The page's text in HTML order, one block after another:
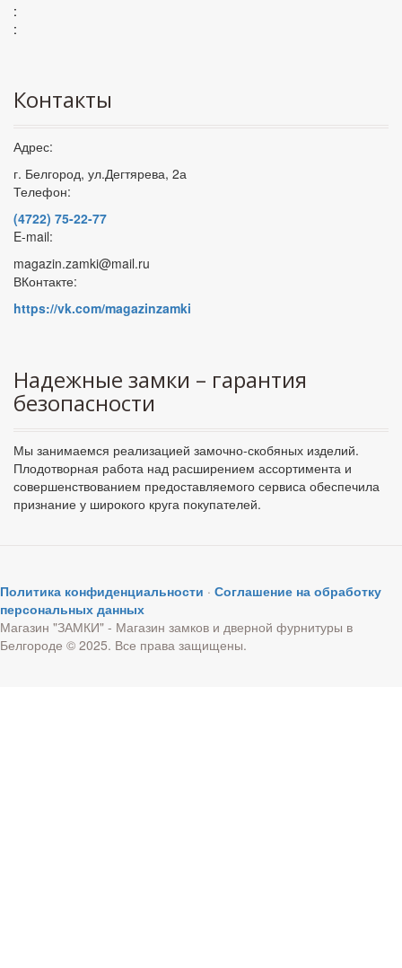
:
:
Контакты
Адрес:
г. Белгород, ул.Дегтярева, 2а
Телефон:
(4722) 75-22-77
E-mail:
magazin.zamki@mail.ru
ВКонтакте:
https://vk.com/magazinzamki
Надежные замки – гарантия
безопасности
Мы занимаемся реализацией замочно-скобяных изделий.
Плодотворная работа над расширением ассортимента и
совершенствованием предоставляемого сервиса обеспечила
признание у широкого круга покупателей.
Политика конфиденциальности · Соглашение на обработку
персональных данных
Магазин "ЗАМКИ" - Магазин замков и дверной фурнитуры в
Белгороде © 2025. Все права защищены.